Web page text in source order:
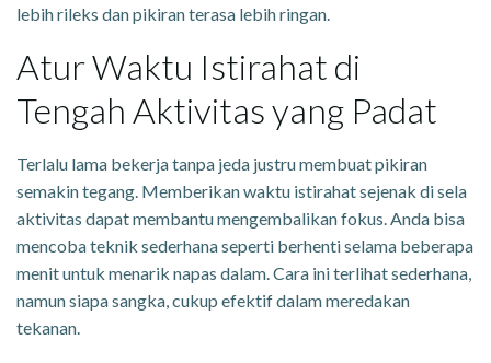
lebih rileks dan pikiran terasa lebih ringan.
Atur Waktu Istirahat di
Tengah Aktivitas yang Padat
Terlalu lama bekerja tanpa jeda justru membuat pikiran
semakin tegang. Memberikan waktu istirahat sejenak di sela
aktivitas dapat membantu mengembalikan fokus. Anda bisa
mencoba teknik sederhana seperti berhenti selama beberapa
menit untuk menarik napas dalam. Cara ini terlihat sederhana,
namun siapa sangka, cukup efektif dalam meredakan
tekanan.